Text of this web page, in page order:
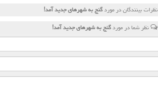
نظرات بینندگان در موردگنج به شهرهای جدید آمد!
نظر شما در موردگنج به شهرهای جدید آمد!